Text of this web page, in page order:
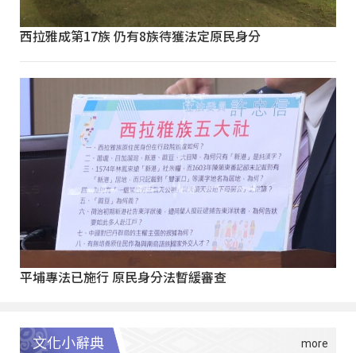
西拉雅成第17族 仍有8族待獲法定原民身分
平埔專法已施行 原民身分法暫緩審查
文化小辭典